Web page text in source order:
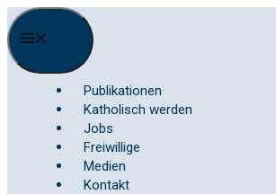
Springe
zum
Inhalt
Publikationen
Katholisch werden
Jobs
Freiwillige
Medien
Kontakt